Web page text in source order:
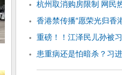
杭州取消购房限制 网民
香港禁传播“愿荣光归香
重磅！！江泽民儿孙被
患重病还是怕暗杀？习